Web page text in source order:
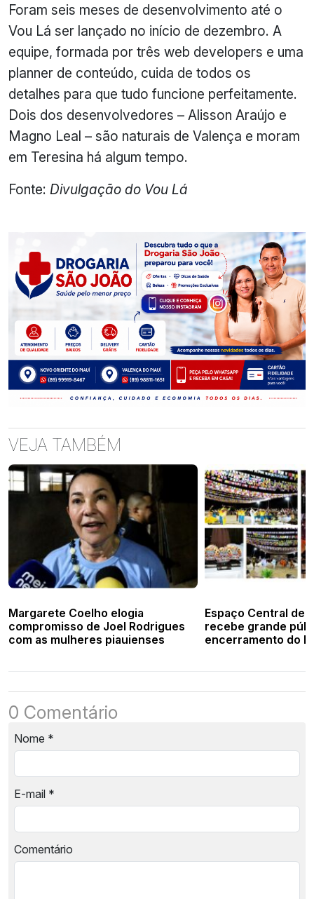
Foram seis meses de desenvolvimento até o
Vou Lá ser lançado no início de dezembro. A
equipe, formada por três web developers e uma
planner de conteúdo, cuida de todos os
detalhes para que tudo funcione perfeitamente.
Dois dos desenvolvedores – Alisson Araújo e
Magno Leal – são naturais de Valença e moram
em Teresina há algum tempo.
Fonte: Divulgação do Vou Lá
VEJA TAMBÉM
Margarete Coelho elogia
compromisso de Joel Rodrigues
com as mulheres piauienses
Espaço Central de
recebe grande
encerramento do
0 Comentário
Nome *
E-mail *
Comentário